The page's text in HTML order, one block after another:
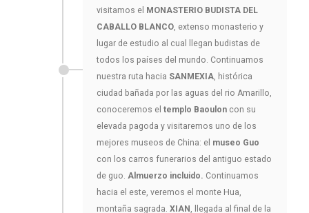
visitamos el MONASTERIO BUDISTA DEL
CABALLO BLANCO, extenso monasterio y
lugar de estudio al cual llegan budistas de
todos los países del mundo. Continuamos
nuestra ruta hacia SANMEXIA, histórica
ciudad bañada por las aguas del rio Amarillo,
conoceremos el templo Baoulon con su
elevada pagoda y visitaremos uno de los
mejores museos de China: el museo Guo
con los carros funerarios del antiguo estado
de guo. Almuerzo incluido. Continuamos
hacia el este, veremos el monte Hua,
montaña sagrada. XIAN , llegada al final de la